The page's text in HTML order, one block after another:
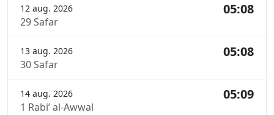
12 aug. 2026
29 Safar
05:08
13 aug. 2026
30 Safar
05:08
14 aug. 2026
1 Rabi’ al-Awwal
05:09